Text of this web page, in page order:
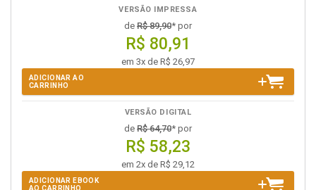
VERSÃO IMPRESSA
de R$ 89,90* por
R$ 80,91
em 3x de R$ 26,97
ADICIONAR AO
CARRINHO
VERSÃO DIGITAL
de R$ 64,70* por
R$ 58,23
em 2x de R$ 29,12
ADICIONAR EBOOK
AO CARRINHO